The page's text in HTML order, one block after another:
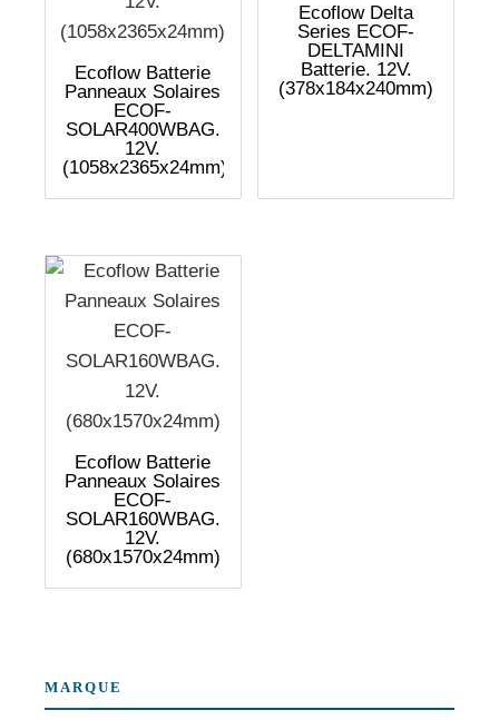
Ecoflow Batterie
Panneaux Solaires
ECOF-
SOLAR400WBAG.
12V.
(1058x2365x24mm)
Ecoflow Delta
Series ECOF-
DELTAMINI
Batterie. 12V.
(378x184x240mm)
Ecoflow Batterie
Panneaux Solaires
ECOF-
SOLAR160WBAG.
12V.
(680x1570x24mm)
MARQUE